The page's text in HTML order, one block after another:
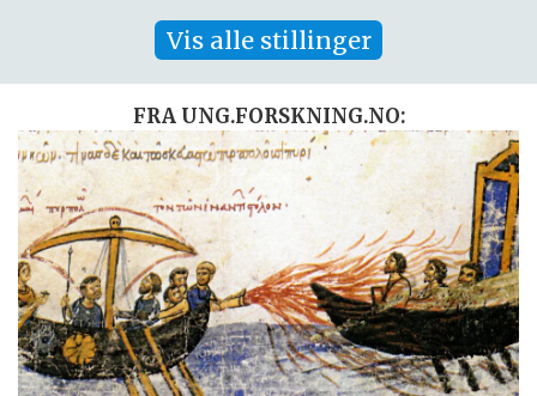
Vis alle stillinger
FRA UNG.FORSKNING.NO: